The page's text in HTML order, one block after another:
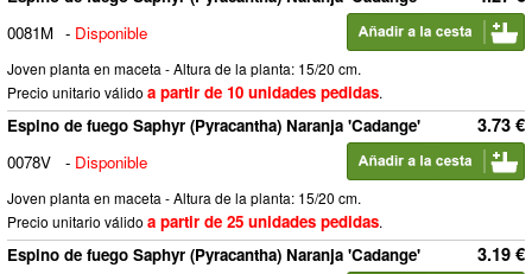
0081M - Disponible
Joven planta en maceta - Altura de la planta: 15/20 cm.
Precio unitario válido a partir de 10 unidades pedidas.
3.73 €
Espino de fuego Saphyr (Pyracantha) Naranja 'Cadange'
0078V
- Disponible
Joven planta en maceta - Altura de la planta: 15/20 cm.
Precio unitario válido a partir de 25 unidades pedidas.
3.19 €
Espino de fuego Saphyr (Pyracantha) Naranja 'Cadange'